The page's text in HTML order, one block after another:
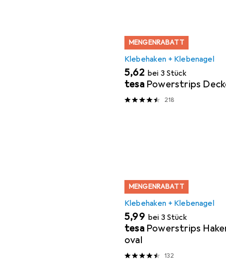
MENGENRABATT
Klebehaken + Klebenagel
EUR
5,62 bei 3 Stück
tesa Powerstrips
218
MENGENRABATT
Klebehaken + Klebenagel
EUR
5,99 bei 3 Stück
tesa Powerstrips
oval
132